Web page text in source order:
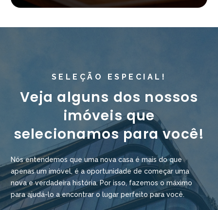
SELEÇÃO ESPECIAL!
Veja alguns dos nossos
imóveis que
selecionamos para você!
Nós entendemos que uma nova casa é mais do que
apenas um imóvel, é a oportunidade de começar uma
nova e verdadeira história. Por isso, fazemos o máximo
para ajudá-lo a encontrar o lugar perfeito para você.